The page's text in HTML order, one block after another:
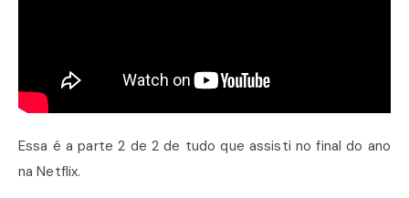
Essa é a parte 2 de 2 de tudo que assisti no final do ano
na Netflix.